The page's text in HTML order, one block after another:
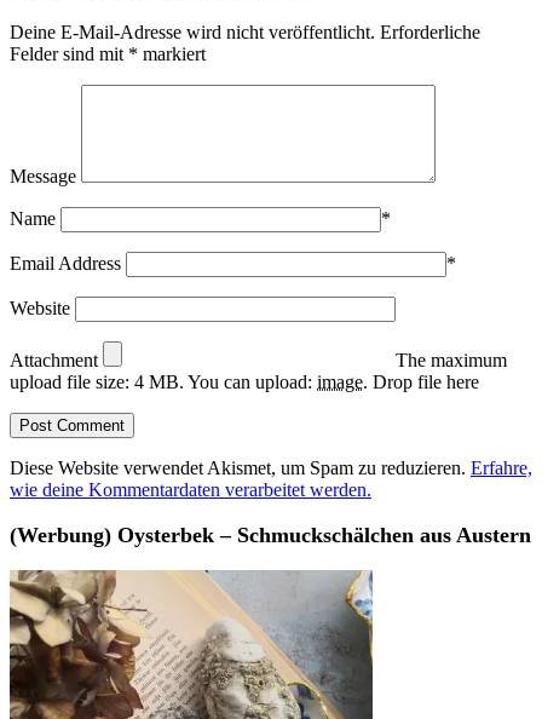
Deine E-Mail-Adresse wird nicht veröffentlicht. Erforderliche
Felder sind mit * markiert
Message
Name *
Email Address *
Website
Attachment
The maximum
upload file size: 4 MB. You can upload: image. Drop file here
Diese Website verwendet Akismet, um Spam zu reduzieren. Erfahre,
wie deine Kommentardaten verarbeitet werden.
(Werbung) Oysterbek – Schmuckschälchen aus Austern